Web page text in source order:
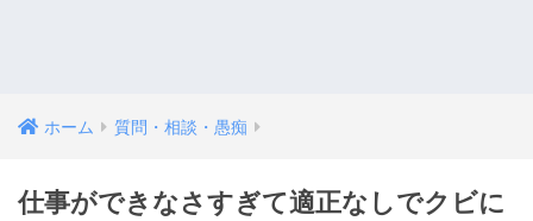
ホーム 質問・相談・愚痴
仕事ができなさすぎて適正なしでクビに